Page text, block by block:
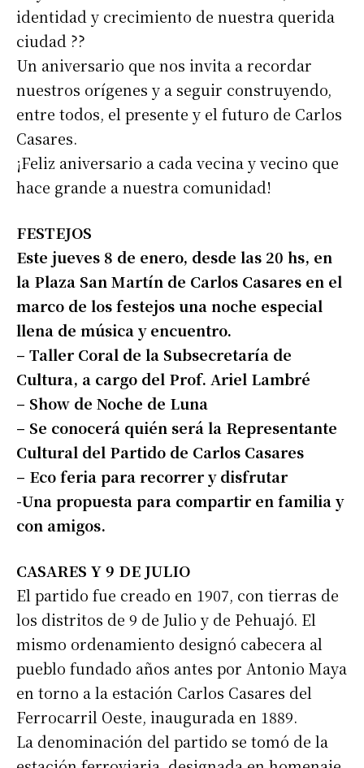
identidad y crecimiento de nuestra querida
ciudad ??
Un aniversario que nos invita a recordar
nuestros orígenes y a seguir construyendo,
entre todos, el presente y el futuro de Carlos
Casares.
¡Feliz aniversario a cada vecina y vecino que
hace grande a nuestra comunidad!
FESTEJOS
Este jueves 8 de enero, desde las 20 hs, en
la Plaza San Martín de Carlos Casares en el
marco de los festejos una noche especial
llena de música y encuentro.
– Taller Coral de la Subsecretaría de
Cultura, a cargo del Prof. Ariel Lambré
– Show de Noche de Luna
– Se conocerá quién será la Representante
Cultural del Partido de Carlos Casares
– Eco feria para recorrer y disfrutar
-Una propuesta para compartir en familia y
con amigos.
CASARES Y 9 DE JULIO
El partido fue creado en 1907, con tierras de
los distritos de 9 de Julio y de Pehuajó. El
mismo ordenamiento designó cabecera al
pueblo fundado años antes por Antonio Maya
en torno a la estación Carlos Casares del
Ferrocarril Oeste, inaugurada en 1889.
La denominación del partido se tomó de la